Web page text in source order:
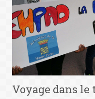
Voyage dans le